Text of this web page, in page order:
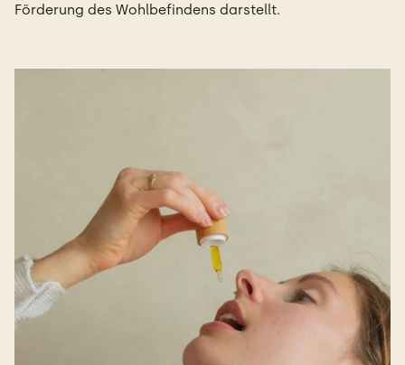
Förderung des Wohlbefindens darstellt.